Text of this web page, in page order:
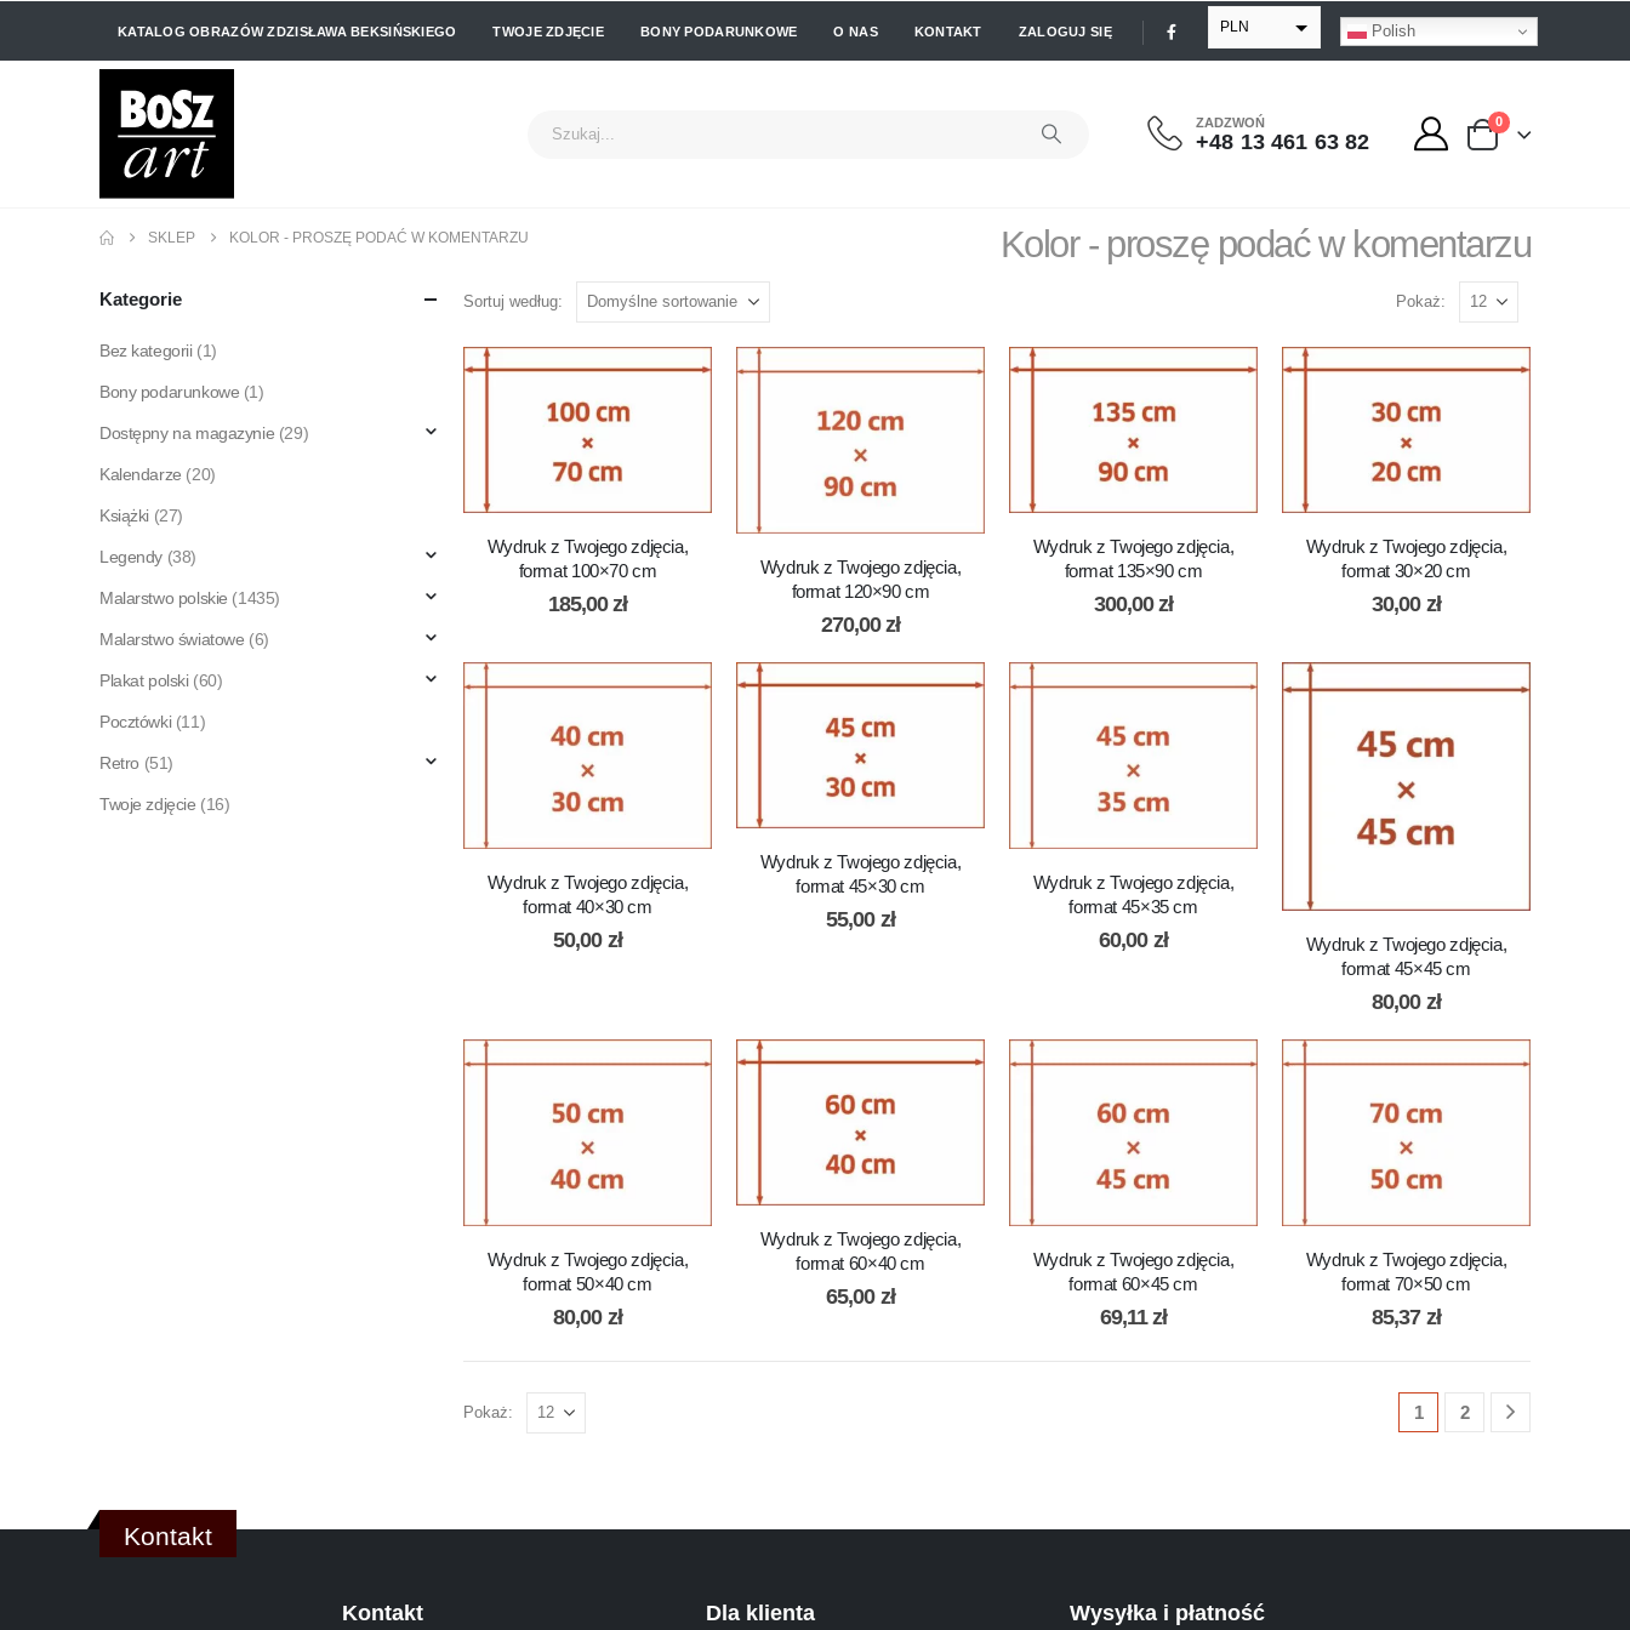
KATALOG OBRAZÓW ZDZISŁAWA BEKSIŃSKIEGO TWOJE ZDJĘCIE BONY PODARUNKOWE O NAS KONTAKT ZALOGUJ SIĘ PLN
GBP
Polish
ZADZWOŃ
+48 13 461 63 82
0
Kolor - proszę podać w komentarzu
SKLEP KOLOR - PROSZĘ PODAĆ W KOMENTARZU
Sortuj według: Pokaż:
Wydruk z Twojego zdjęcia,
format 100×70 cm
185,00zł
Wydruk z Twojego zdjęcia,
format 120×90 cm
270,00zł
Wydruk z Twojego zdjęcia,
format 135×90 cm
300,00zł
Wydruk z Twojego zdjęcia,
format 30×20 cm
30,00 zł
Wydruk z Twojego zdjęcia,
format 40×30 cm
50,00 zł
Wydruk z Twojego zdjęcia,
format 45×30 cm
55,00 zł
Wydruk z Twojego zdjęcia,
format 45×35 cm
60,00 zł
Wydruk z Twojego zdjęcia,
format 45×45 cm
80,00 zł
Wydruk z Twojego zdjęcia,
format 50×40 cm
80,00 zł
Wydruk z Twojego zdjęcia,
format 60×40 cm
65,00 zł
Wydruk z Twojego zdjęcia,
format 60×45 cm
69,11zł
Wydruk z Twojego zdjęcia,
format 70×50 cm
85,37 zł
Pokaż: 1 2
Kategorie
Bez kategorii (1)
Bony podarunkowe (1)
Dostępny na magazynie (29)
Kalendarze (20)
Książki (27)
Legendy (38)
Malarstwo polskie (1435)
Malarstwo światowe (6)
Plakat polski (60)
Pocztówki (11)
Retro (51)
Twoje zdjęcie (16)
Kontakt
Kontakt Dla klienta Wysyłka i płatność